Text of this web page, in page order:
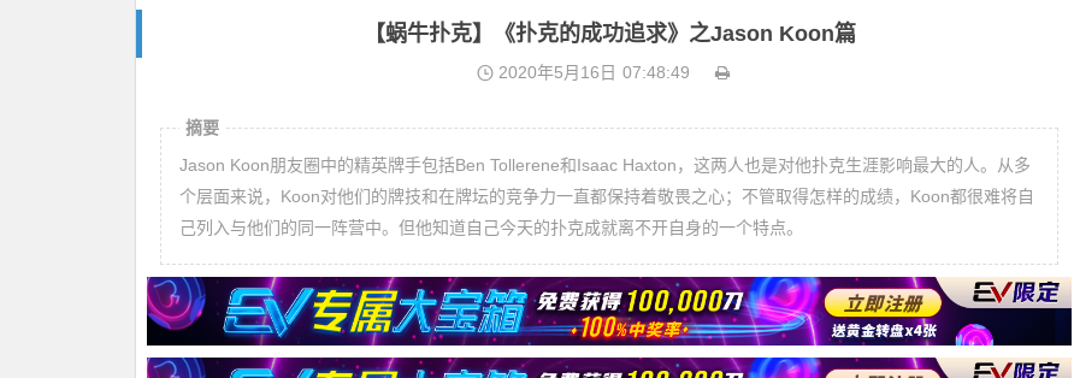
【蜗牛扑克】《扑克的成功追求》之Jason Koon篇
2020年5月16日 07:48:49
摘要
Jason Koon朋友圈中的精英牌手包括Ben Tollerene和Isaac Haxton，这两人也是对他扑克生涯影响最大的人。从多
个层面来说，Koon对他们的牌技和在牌坛的竞争力一直都保持着敬畏之心；不管取得怎样的成绩，Koon都很难将自
己列入与他们的同一阵营中。但他知道自己今天的扑克成就离不开自身的一个特点。